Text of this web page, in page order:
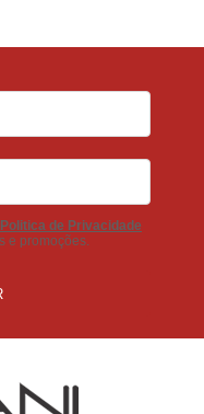
Politica de Privacidade
e promoções.